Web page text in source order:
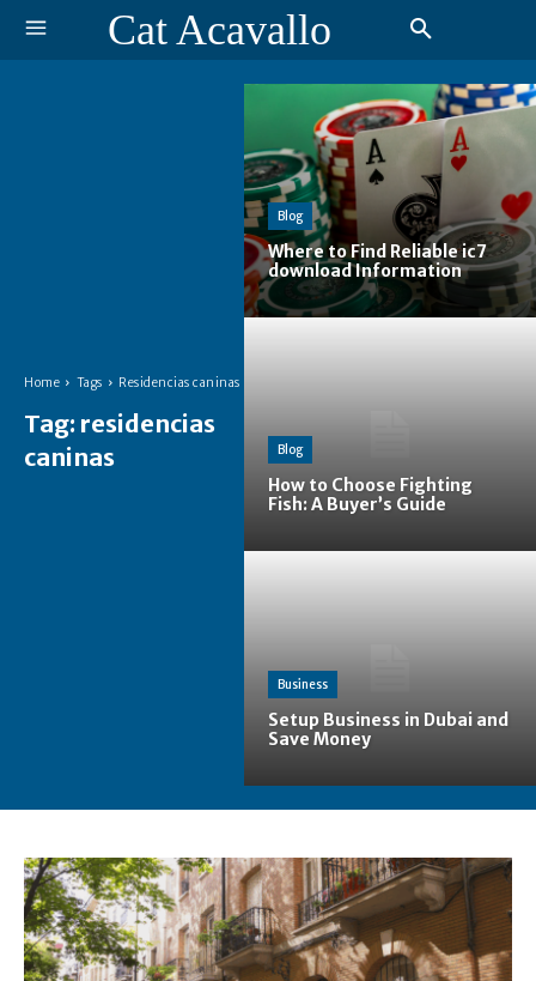
Cat Acavallo
Home Tags Residencias caninas
Tag: residencias
caninas
Blog
Where to Find Reliable ic7
download Information
Blog
How to Choose Fighting
Fish: A Buyer’s Guide
Business
Setup Business in Dubai and
Save Money